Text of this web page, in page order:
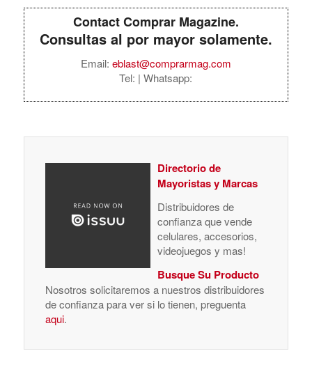
Contact Comprar Magazine.
Consultas al por mayor solamente.
Email: eblast@comprarmag.com
Tel: | Whatsapp:
Directorio de
Mayoristas y Marcas
Distribuidores de
confianza que vende
celulares, accesorios,
videojuegos y mas!
Busque Su Producto
Nosotros solicitaremos a nuestros distribuidores
de confianza para ver si lo tienen, preguenta
aqui.